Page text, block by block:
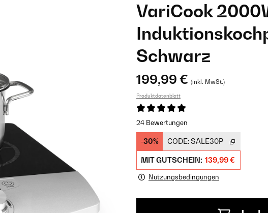
VariCook
Schwarz
199,99 € (inkl. MwSt.)
Produktdatenblatt
24 Bewertungen
-30% CODE:SALE30P
MIT GUTSCHEIN: 139,99 €
Nutzungsbedingungen